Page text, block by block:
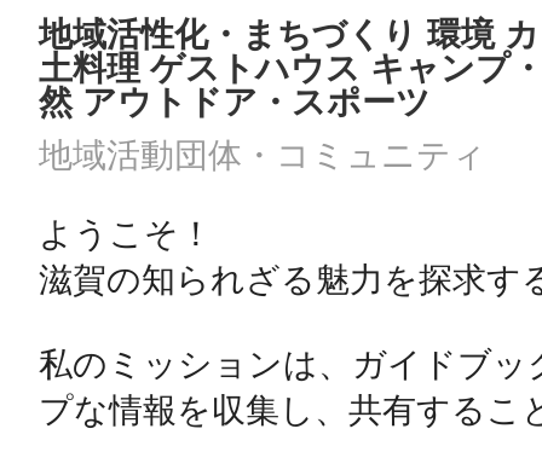
地域活性化・まちづくり 環境
土料理 ゲストハウス キャンプ
然 アウトドア・スポーツ
地域活動団体・コミュニティ
ようこそ！
滋賀の知られざる魅力を探求す
私のミッションは、ガイドブッ
プな情報を収集し、共有するこ